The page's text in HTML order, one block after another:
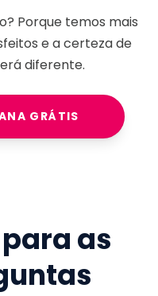
Porque temos mais
e a certeza de
diferente.
GRÁTIS
as